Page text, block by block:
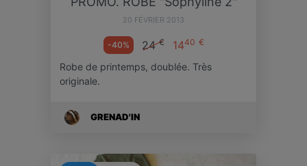
20 FÉVRIER 2013
-40% 24€ 1440 €
Robe de printemps, doublée. Très
originale.
GRENAD'IN